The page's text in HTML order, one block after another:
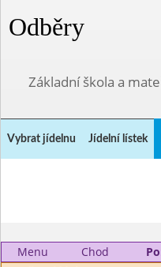
Odběry
Základní škola a
Vybrat jídelnu Jídelní lístek
Menu Chod